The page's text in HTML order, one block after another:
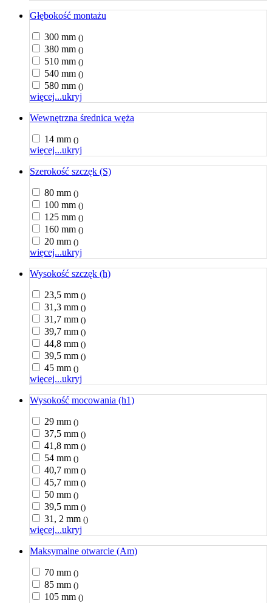
Głębokość montażu
300 mm ()
380 mm ()
510 mm ()
540 mm ()
580 mm ()
więcej...ukryj
Wewnętrzna średnica węża
14 mm ()
więcej...ukryj
Szerokość szczęk (S)
80 mm ()
100 mm ()
125 mm ()
160 mm ()
20 mm ()
więcej...ukryj
Wysokość szczęk (h)
23,5 mm ()
31,3 mm ()
31,7 mm ()
39,7 mm ()
44,8 mm ()
39,5 mm ()
45 mm ()
więcej...ukryj
Wysokość mocowania (h1)
29 mm ()
37,5 mm ()
41,8 mm ()
54 mm ()
40,7 mm ()
45,7 mm ()
50 mm ()
39,5 mm ()
31, 2 mm ()
więcej...ukryj
Maksymalne otwarcie (Am)
70 mm ()
85 mm ()
105 mm ()